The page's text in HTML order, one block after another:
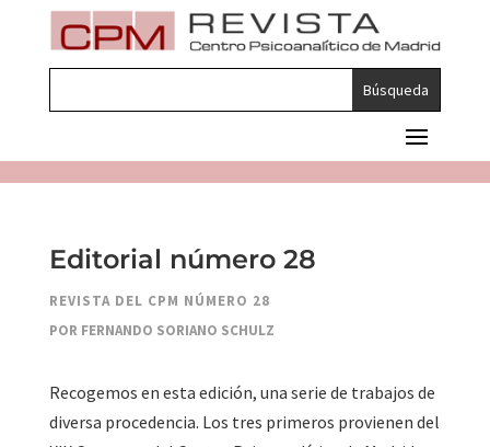
Editorial número 28
REVISTA DEL CPM NÚMERO 28
POR FERNANDO SORIANO SCHULZ
Recogemos en esta edición, una serie de trabajos de
diversa procedencia. Los tres primeros provienen del